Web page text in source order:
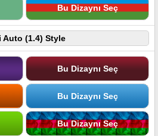
Bu Dizaynı Seç
Auto (1.4) Style
Bu Dizaynı Seç
Bu Dizaynı Seç
Bu Dizaynı Seç